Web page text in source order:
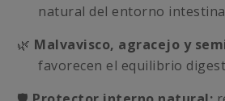
natural del entorno
🌿 Malvavisco, agracejo y
favorecen el equilibrio